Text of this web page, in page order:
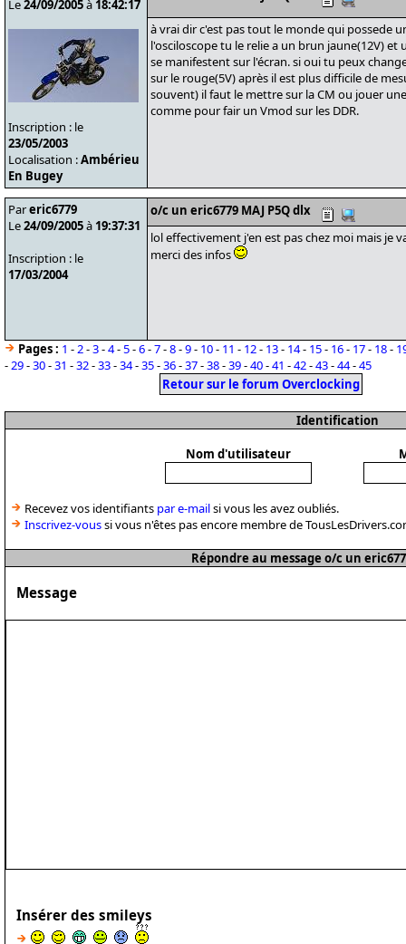
Le24/09/2005à 18:42:17
Inscription : le
23/05/2003
Localisation :Ambérieu
En Bugey
à vrai dir c'est pas tout le monde qui possede
l'osciloscope tu le relie a un brun jaune(12V)
se manifestent sur l'écran. si oui tu peux
sur le rouge(5V) après il est plus difficile de
souvent) il faut le mettre sur la CM ou jouer
comme pour fair un Vmod sur les DDR.
Pareric6779
Le24/09/2005à 19:37:31
Inscription : le
17/03/2004
o/c un eric6779 MAJ P5Q dlx
lol effectivement j'en est pas chez moi mais je
merci des infos
Pages : 1 -2-3-4-5-6-7-8-9- 10- 11 - 12- 13- 14- 15- 16- 17- 18-
-29-30-31 -32-33-34-35-36-37-38-39-40-41 -42-43-44-45
Retour sur le forum Overclocking
Identification
Nom d'utilisateur
Recevez vos identifiants par e-mailsi vous les avez oubliés.
Inscrivez-voussi vous n'êtes pas encore membre de
Répondre au message o/c un
Message
Insérer des smileys